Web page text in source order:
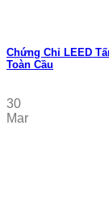
Chứng Chỉ LEED
Toàn Cầu
30
Mar